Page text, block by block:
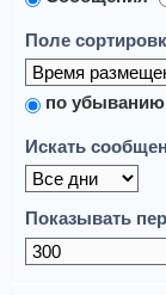
Поле
по убыванию
Искать
Показывать